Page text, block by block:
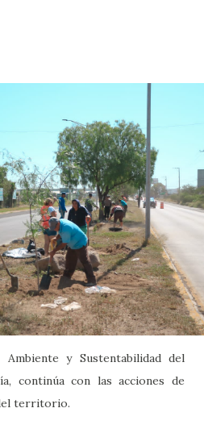
y Sustentabilidad del
continúa con las acciones de
territorio.